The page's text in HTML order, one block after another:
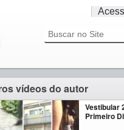
vídeos do autor
Vestibular
Primeiro